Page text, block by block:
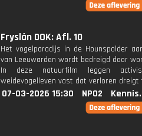
Fryslân DOK: Afl. 10
Het vogelparadijs in de Hounspolder
van Leeuwarden wordt bedreigd door
In deze natuurfilm leggen
weidevogelleven vast dat verloren dreigt
07-03-2026 15:30 NPO2